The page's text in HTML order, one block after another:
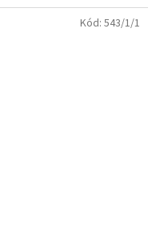
Kód: 543/1/1